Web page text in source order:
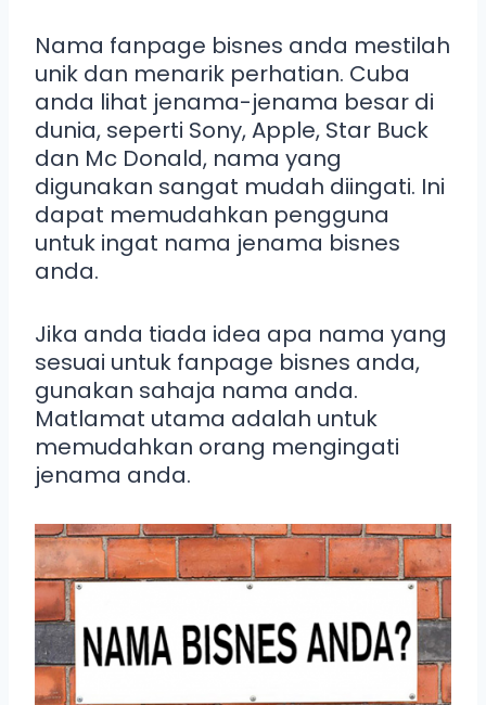
Nama fanpage bisnes anda mestilah
unik dan menarik perhatian. Cuba
anda lihat jenama-jenama besar di
dunia, seperti Sony, Apple, Star Buck
dan Mc Donald, nama yang
digunakan sangat mudah diingati. Ini
dapat memudahkan pengguna
untuk ingat nama jenama bisnes
anda.
Jika anda tiada idea apa nama yang
sesuai untuk fanpage bisnes anda,
gunakan sahaja nama anda.
Matlamat utama adalah untuk
memudahkan orang mengingati
jenama anda.